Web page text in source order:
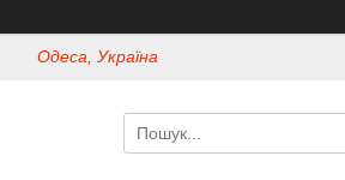
Одеса, Україна